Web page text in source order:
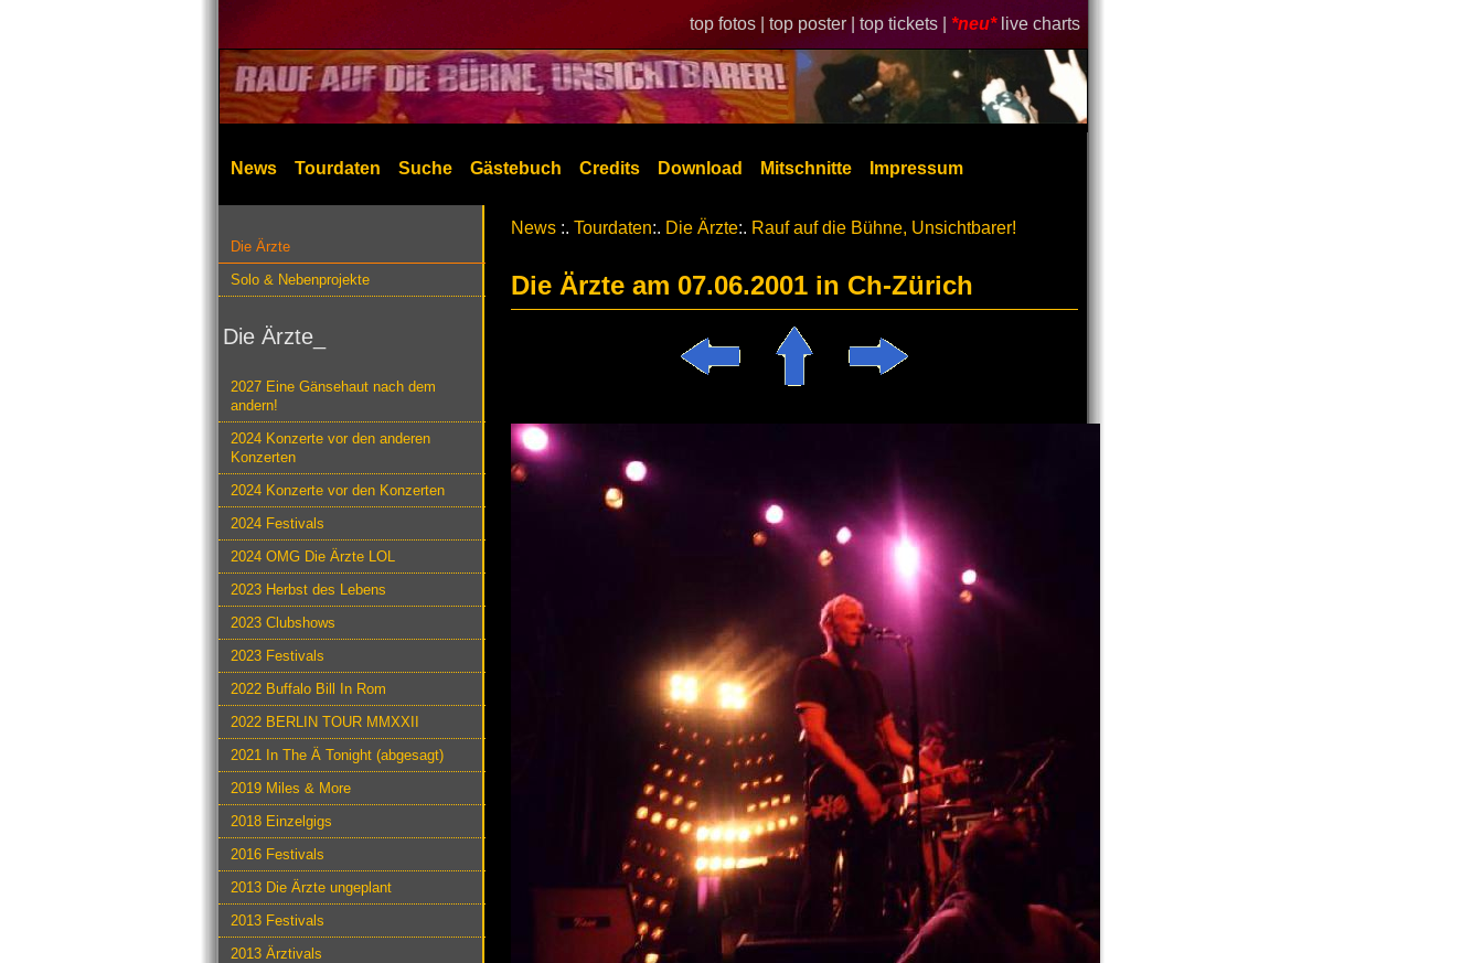
top fotos | top poster | top tickets | *neu* live charts
News Tourdaten Suche Gästebuch Credits Download Mitschnitte Impressum
Die Ärzte
Solo & Nebenprojekte
Die Ärzte_
2027 Eine Gänsehaut nach dem
andern!
2024 Konzerte vor den anderen
Konzerten
2024 Konzerte vor den Konzerten
2024 Festivals
2024 OMG Die Ärzte LOL
2023 Herbst des Lebens
2023 Clubshows
2023 Festivals
2022 Buffalo Bill In Rom
2022 BERLIN TOUR MMXXII
2021 In The Ä Tonight (abgesagt)
2019 Miles & More
2018 Einzelgigs
2016 Festivals
2013 Die Ärzte ungeplant
2013 Festivals
2013 Ärztivals
News :. Tourdaten:. Die Ärzte:. Rauf auf die Bühne, Unsichtbarer!
Die Ärzte am 07.06.2001 in Ch-Zürich